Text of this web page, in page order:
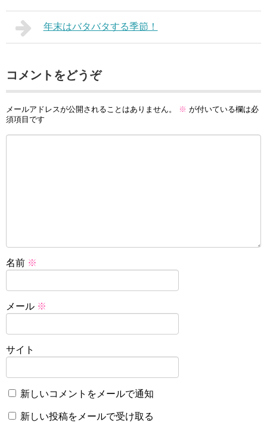
年末はバタバタする季節！
コメントをどうぞ
メールアドレスが公開されることはありません。 ※ が付いている欄は必
須項目です
名前 ※
メール ※
サイト
新しいコメントをメールで通知
新しい投稿をメールで受け取る